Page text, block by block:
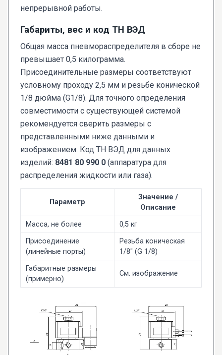
непрерывной работы.
Габариты, вес и код ТН ВЭД
Общая масса пневмораспределителя в сборе не
превышает 0,5 килограмма.
Присоединительные размеры соответствуют
условному проходу 2,5 мм и резьбе конической
1/8 дюйма (G1/8). Для точного определения
совместимости с существующей системой
рекомендуется сверить размеры с
представленными ниже данными и
изображением. Код ТН ВЭД для данных
изделий: 8481 80 990 0 (аппаратура для
распределения жидкости или газа).
Параметр
Значение /
Описание
Масса, не более
0,5 кг
Присоединение
(линейные порты)
Резьба коническая
1/8" (G 1/8)
Габаритные размеры
(примерно)
См. изображение